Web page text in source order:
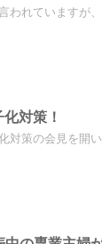
われていますが
対策！
対策の会見を開